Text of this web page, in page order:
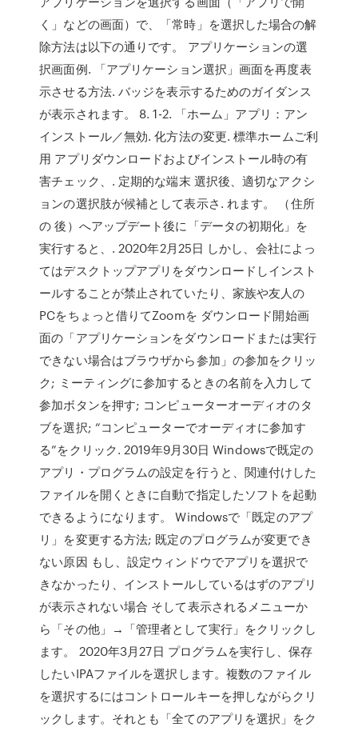
く」などの画面）で、「常時」を選択した場合の解
除方法は以下の通りです。 アプリケーションの選
択画面例. 「アプリケーション選択」画面を再度表
示させる方法. バッジを表示するためのガイダンス
が表示されます。 8. 1-2. 「ホーム」アプリ：アン
インストール／無効. 化方法の変更. 標準ホームご利
用 アプリダウンロードおよびインストール時の有
害チェック、. 定期的な端末 選択後、適切なアクシ
ョンの選択肢が候補として表示さ. れます。 （住所
の 後）へアップデート後に「データの初期化」を
実行すると、. 2020年2月25日 しかし、会社によっ
てはデスクトップアプリをダウンロードしインスト
ールすることが禁止されていたり、家族や友人の
PCをちょっと借りてZoomを ダウンロード開始画
面の「アプリケーションをダウンロードまたは実行
できない場合はブラウザから参加」の参加をクリッ
ク; ミーティングに参加するときの名前を入力して
参加ボタンを押す; コンピューターオーディオのタ
ブを選択; “コンピューターでオーディオに参加す
る”をクリック. 2019年9月30日 Windowsで既定の
アプリ・プログラムの設定を行うと、関連付けした
ファイルを開くときに自動で指定したソフトを起動
できるようになります。 Windowsで「既定のアプ
リ」を変更する方法; 既定のプログラムが変更でき
ない原因 もし、設定ウィンドウでアプリを選択で
きなかったり、インストールしているはずのアプリ
が表示されない場合 そして表示されるメニューか
ら「その他」→「管理者として実行」をクリックし
ます。 2020年3月27日 プログラムを実行し、保存
したいIPAファイルを選択します。複数のファイル
を選択するにはコントロールキーを押しながらクリ
ックします。それとも「全てのアプリを選択」をク